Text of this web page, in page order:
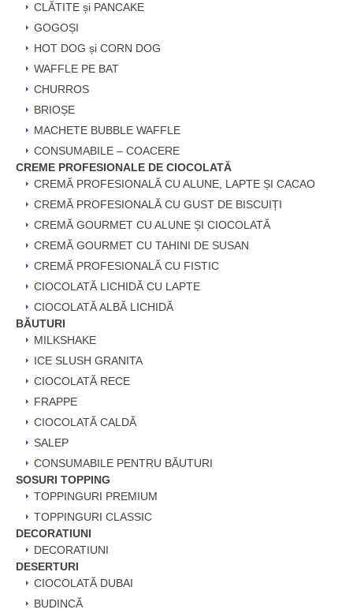
CLĂTITE și PANCAKE
GOGOȘI
HOT DOG și CORN DOG
WAFFLE PE BAT
CHURROS
BRIOȘE
MACHETE BUBBLE WAFFLE
CONSUMABILE – COACERE
CREME PROFESIONALE DE CIOCOLATĂ
CREMĂ PROFESIONALĂ CU ALUNE, LAPTE ȘI CACAO
CREMĂ PROFESIONALĂ CU GUST DE BISCUIȚI
CREMĂ GOURMET CU ALUNE ȘI CIOCOLATĂ
CREMĂ GOURMET CU TAHINI DE SUSAN
CREMĂ PROFESIONALĂ CU FISTIC
CIOCOLATĂ LICHIDĂ CU LAPTE
CIOCOLATĂ ALBĂ LICHIDĂ
BĂUTURI
MILKSHAKE
ICE SLUSH GRANITA
CIOCOLATĂ RECE
FRAPPE
CIOCOLATĂ CALDĂ
SALEP
CONSUMABILE PENTRU BĂUTURI
SOSURI TOPPING
TOPPINGURI PREMIUM
TOPPINGURI CLASSIC
DECORATIUNI
DECORATIUNI
DESERTURI
CIOCOLATĂ DUBAI
BUDINCĂ